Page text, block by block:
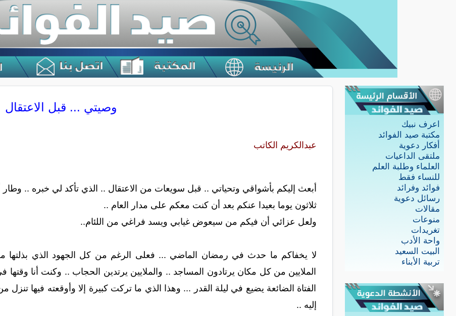
اعرف نبيك
مكتبة صيد الفوائد
أفكار دعوية
ملتقى الداعيات
العلماء وطلبة العلم
للنساء فقط
فوائد وفرائد
رسائل دعوية
مقالات
منوعات
تغريدات
واحة الأدب
البيت السعيد
تربية الأبناء
وصيتي ... قبل الاعتقال
عبدالكريم الكاتب
أبعث إليكم بأشواقي وتحياتي .. قبل سويعات من الاعتقال .. الذي تأكد لي خبره .. وطار
ثلاثون يوما بعيدا عنكم بعد أن كنت معكم على مدار العام ..
ولعل عزائي أن فيكم من سيعوض غيابي ويسد فراغي من اللئام..
لا يخفاكم ما حدث في رمضان الماضي ... فعلى الرغم من كل الجهود الذي بذلتها
الملايين من كل مكان يرتادون المساجد .. والملايين يرتدين الحجاب .. وكنت أنا
الفتاة الضائعة يضيع في ليلة القدر ... وهذا الذي ما تركت كبيرة إلا وأوقعته فيها
إليه ..